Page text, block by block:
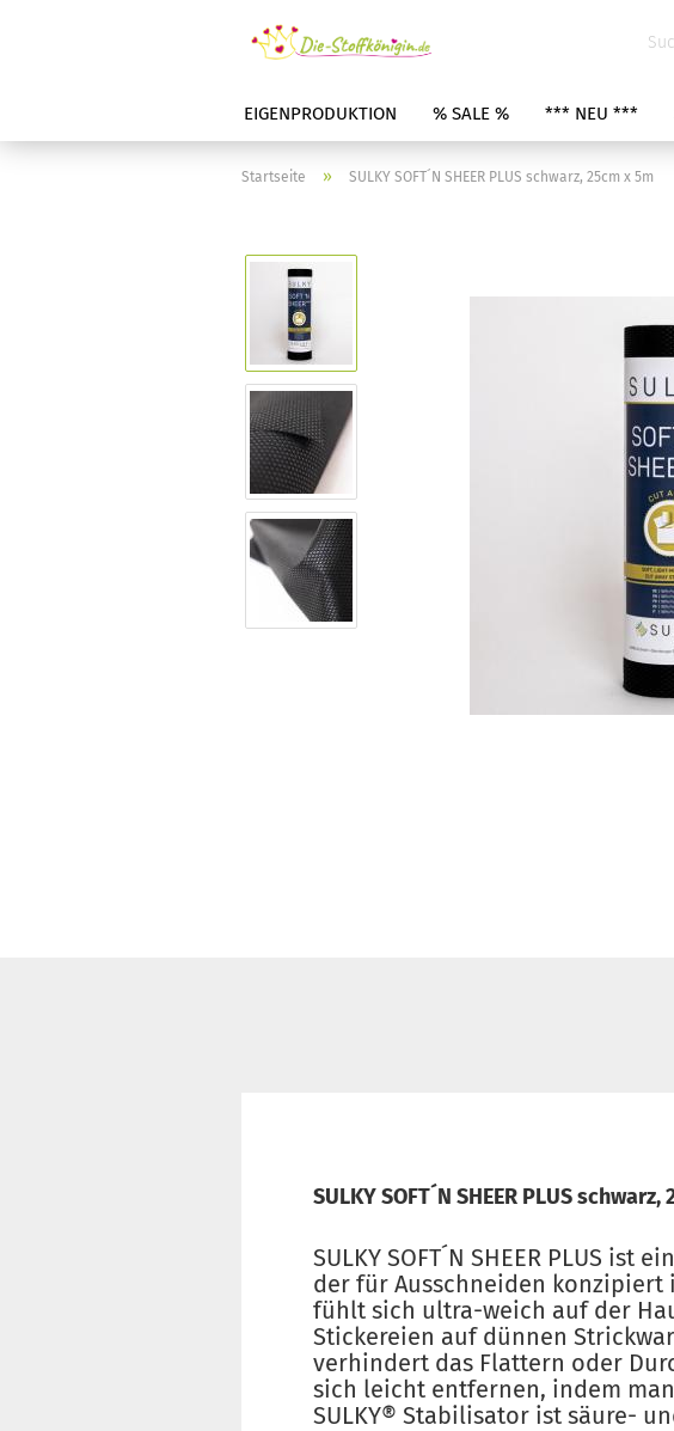
EIGENPRODUKTION % SALE % *** NEU ***
Startseite » SULKY SOFT´N SHEER PLUS schwarz, 25cm x 5m
SULKY SOFT´N SHEER PLUS schwarz,
SULKY SOFT´N SHEER PLUS
der für Ausschneiden
fühlt sich ultra-weich auf der
Stickereien auf dünnen
verhindert das Flattern oder
sich leicht entfernen, indem
SULKY® Stabilisator ist säure-